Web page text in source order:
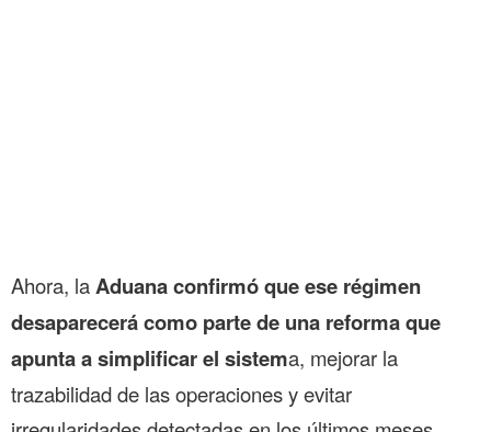
Ahora, laAduana confirmó que ese régimen
desaparecerá como parte de una reforma que
apunta a simplificar el sistema, mejorar la
trazabilidad de las operaciones y evitar